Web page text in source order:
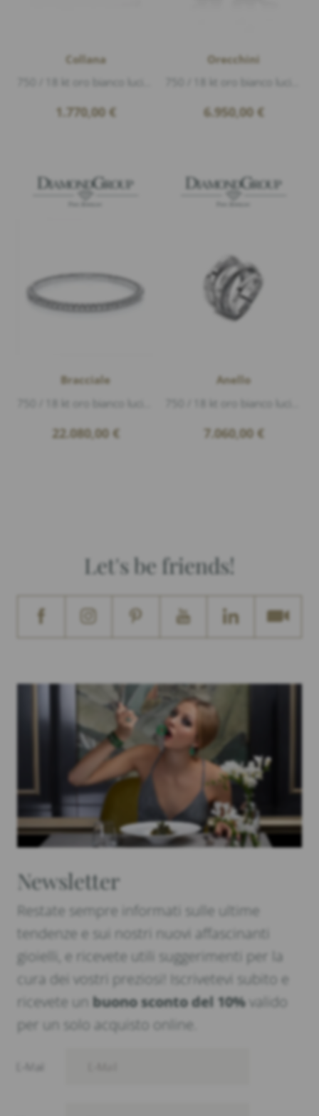
Collana
1.770,00 €
Orecchini
6.950,00 €
Bracciale
22.080,00 €
Anello
7.060,00 €
Let's be friends!
Newsletter
Restate sempre informati sulle ultime
tendenze e sui nostri nuovi affascinanti
gioielli, e ricevete utili suggerimenti per la
cura dei vostri preziosi! Iscrivetevi subito e
ricevete un buono sconto del 10%valido
per un solo acquisto online.